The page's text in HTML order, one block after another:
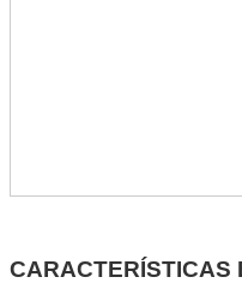
CARACTERÍSTICAS